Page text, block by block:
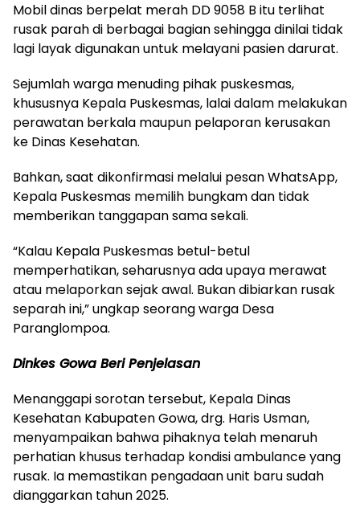
Mobil dinas berpelat merah DD 9058 B itu terlihat
rusak parah di berbagai bagian sehingga dinilai tidak
lagi layak digunakan untuk melayani pasien darurat.
Sejumlah warga menuding pihak puskesmas,
khususnya Kepala Puskesmas, lalai dalam melakukan
perawatan berkala maupun pelaporan kerusakan
ke Dinas Kesehatan.
Bahkan, saat dikonfirmasi melalui pesan WhatsApp,
Kepala Puskesmas memilih bungkam dan tidak
memberikan tanggapan sama sekali.
“Kalau Kepala Puskesmas betul-betul
memperhatikan, seharusnya ada upaya merawat
atau melaporkan sejak awal. Bukan dibiarkan rusak
separah ini,” ungkap seorang warga Desa
Paranglompoa.
Dinkes Gowa Beri Penjelasan
Menanggapi sorotan tersebut, Kepala Dinas
Kesehatan Kabupaten Gowa, drg. Haris Usman,
menyampaikan bahwa pihaknya telah menaruh
perhatian khusus terhadap kondisi ambulance yang
rusak. Ia memastikan pengadaan unit baru sudah
dianggarkan tahun 2025.